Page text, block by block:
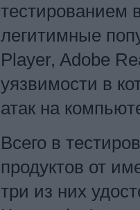
тестированием
легитимные
Player, Adobe
уязвимости в
атак на
Всего в
продуктов от
три из них